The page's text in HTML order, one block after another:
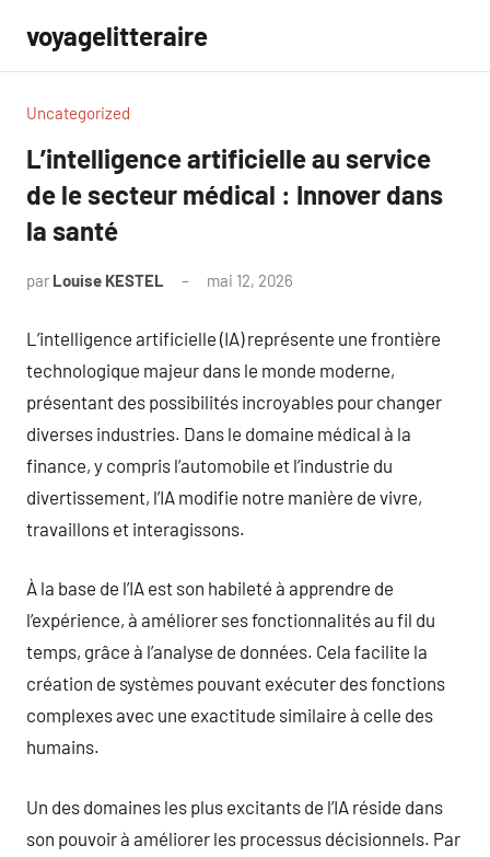
contenu
voyagelitteraire
Uncategorized
L’intelligence artificielle au service
de le secteur médical : Innover dans
la santé
par Louise KESTEL mai 12, 2026
L’intelligence artificielle (IA) représente une frontière
technologique majeur dans le monde moderne,
présentant des possibilités incroyables pour changer
diverses industries. Dans le domaine médical à la
finance, y compris l’automobile et l’industrie du
divertissement, l’IA modifie notre manière de vivre,
travaillons et interagissons.
À la base de l’IA est son habileté à apprendre de
l’expérience, à améliorer ses fonctionnalités au fil du
temps, grâce à l’analyse de données. Cela facilite la
création de systèmes pouvant exécuter des fonctions
complexes avec une exactitude similaire à celle des
humains.
Un des domaines les plus excitants de l’IA réside dans
son pouvoir à améliorer les processus décisionnels. Par